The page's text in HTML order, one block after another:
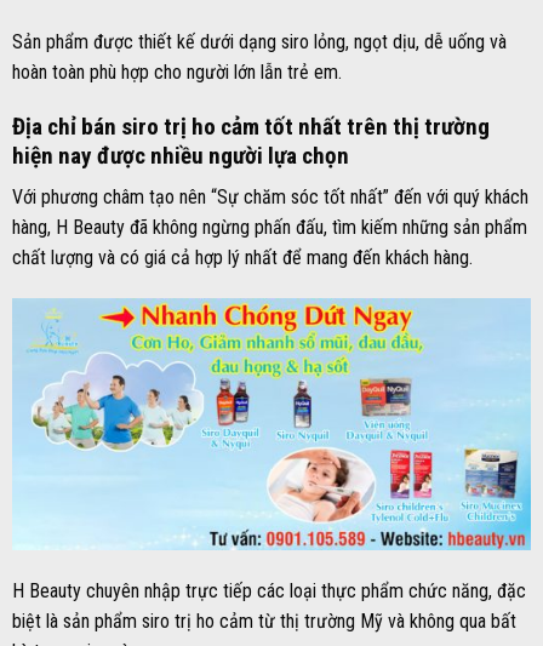
Sản phẩm được thiết kế dưới dạng siro lỏng, ngọt dịu, dễ uống và
hoàn toàn phù hợp cho người lớn lẫn trẻ em.
Địa chỉ bán siro trị ho cảm tốt nhất trên thị trường
hiện nay được nhiều người lựa chọn
Với phương châm tạo nên “Sự chăm sóc tốt nhất” đến với quý khách
hàng, H Beauty đã không ngừng phấn đấu, tìm kiếm những sản phẩm
chất lượng và có giá cả hợp lý nhất để mang đến khách hàng.
H Beauty chuyên nhập trực tiếp các loại thực phẩm chức năng, đặc
biệt là sản phẩm siro trị ho cảm từ thị trường Mỹ và không qua bất